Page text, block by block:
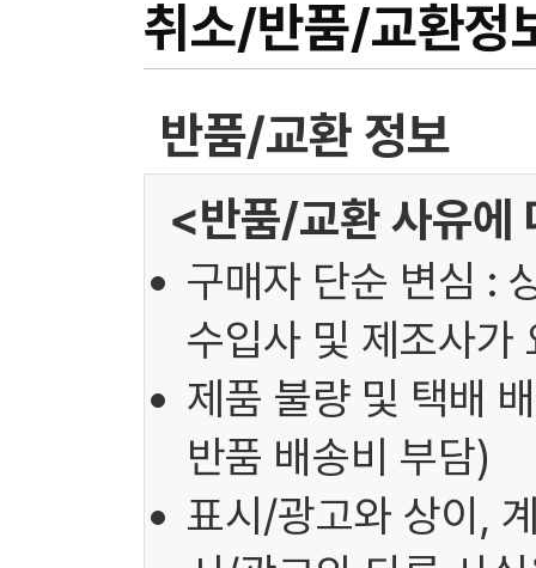
취소/반품/교환정
반품/교환 정보
<반품/교환 사유에
구매자 단순 변심 :
수입사 및 제조사가
제품 불량 및 택배
반품 배송비 부담)
표시/광고와 상이,